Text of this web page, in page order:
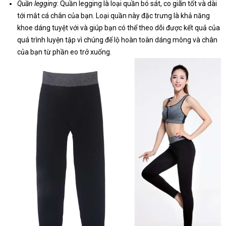
Quần legging: Quần legging là loại quần bó sát, co giãn tốt và dài
tới mắt cá chân của bạn. Loại quần này đặc trưng là khả năng
khoe dáng tuyệt với và giúp bạn có thể theo dõi được kết quả của
quá trình luyện tập vì chúng để lộ hoàn toàn dáng mông và chân
của bạn từ phần eo trở xuống.